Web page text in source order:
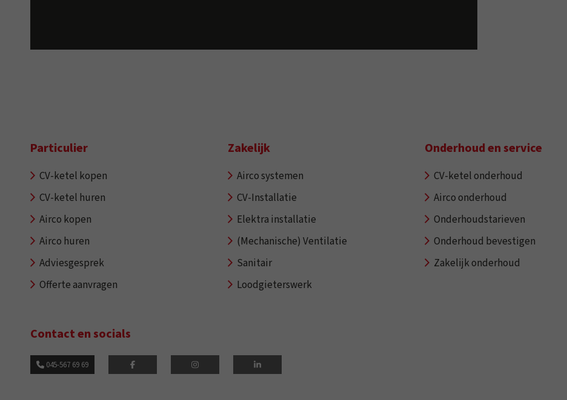
Particulier
CV-ketel kopen
CV-ketel huren
Airco kopen
Airco huren
Adviesgesprek
Offerte aanvragen
Zakelijk
Airco systemen
CV-Installatie
Elektra installatie
(Mechanische) Ventilatie
Sanitair
Loodgieterswerk
Onderhoud en service
CV-ketel onderhoud
Airco onderhoud
Onderhoudstarieven
Onderhoud bevestigen
Zakelijk onderhoud
Contact en socials
045-567 69 69